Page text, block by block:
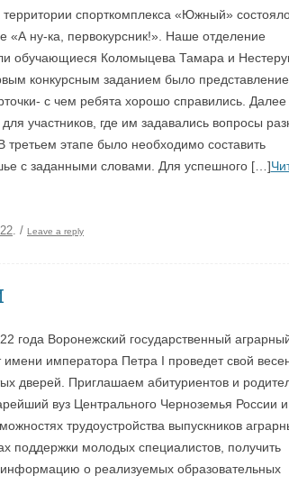
спорткомплекса «Южный»
«А ну-ка, первокурсник!». Наше отделение
обучающиеся Коломыцева Тамара и
конкурсным заданием было представление
с чем ребята хорошо справились.
участников, где им задавались вопросы
третьем этапе было необходимо составить
с заданными словами. Для успешного […]
/ Leave a reply
года Воронежский государственный
имени императора Петра I проведет свой
дверей. Приглашаем абитуриентов и
вуз Центрального Черноземья России и
трудоустройства выпускников
поддержки молодых специалистов, получить
о реализуемых образовательных